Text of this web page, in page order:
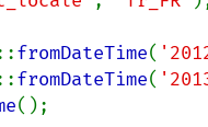
fromDateTime(
fromDateTime(
();